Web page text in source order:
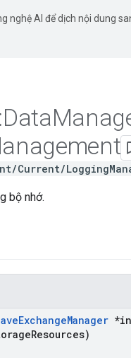
nghệ AI để dịch nội dung
Data
bộ nhớ.
ExchangeManager *in
Resources)